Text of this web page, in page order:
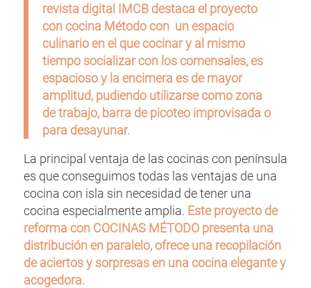
revista digital IMCB destaca el proyecto
con cocina Método con un espacio
culinario en el que cocinar y al mismo
tiempo socializar con los comensales, es
espacioso y la encimera es de mayor
amplitud, pudiendo utilizarse como zona
de trabajo, barra de picoteo improvisada o
para desayunar.
La principal ventaja de las cocinas con península
es que conseguimos todas las ventajas de una
cocina con isla sin necesidad de tener una
cocina especialmente amplia. Este proyecto de
reforma con COCINAS MÉTODOpresenta una
distribución en paralelo, ofrece una recopilación
de aciertos y sorpresas en una cocina elegante y
acogedora.